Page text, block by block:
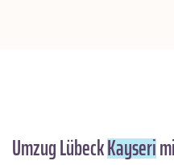
Umzug LübeckKayseri